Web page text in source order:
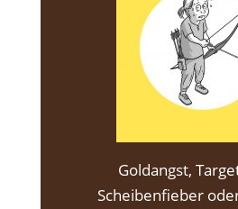
Goldangst,
Scheibenfieber